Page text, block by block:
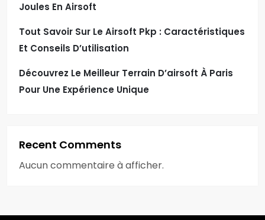
Joules En Airsoft
Tout Savoir Sur Le Airsoft Pkp : Caractéristiques
Et Conseils D’utilisation
Découvrez Le Meilleur Terrain D’airsoft À Paris
Pour Une Expérience Unique
Recent Comments
Aucun commentaire à afficher.